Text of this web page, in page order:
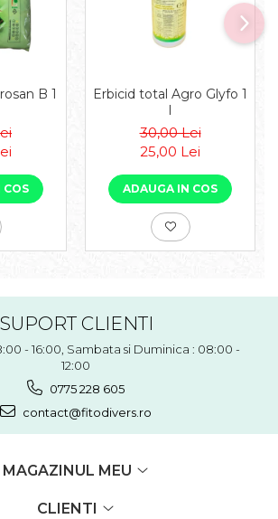
B 1
COS
Erbicid total Agro Glyfo 1
l
30,00 Lei
25,00 Lei
ADAUGA IN COS
SUPORT CLIENTI
- 16:00, Sambata si Duminica : 08:00 -
12:00
0775 228 605
contact@fitodivers.ro
MAGAZINUL MEU
CLIENTI